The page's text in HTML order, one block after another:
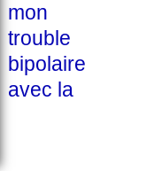
mon
trouble
bipolaire
avec la